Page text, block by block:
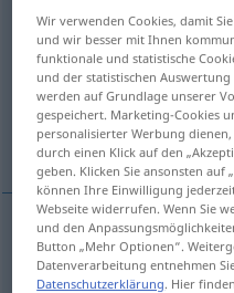
unzähligadj
Übersicht aller
(Für mehr Details die
bezbrojan
bezbrojan unzählig
Wir verwenden Cookies, damit
und wir besser mit Ihnen
funktionale und statistische
und der statistischen
werden auf Grundlage unserer
gespeichert. Marketing-Cookies
personalisierter Werbung
durch einen Klick auf den
geben. Klicken Sie ansonsten auf
können Ihre Einwilligung
Webseite widerrufen. Wenn Sie
und den
Button „Mehr Optionen“.
Datenverarbeitung entnehmen
Datenschutzerklärung. Hier